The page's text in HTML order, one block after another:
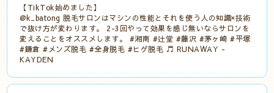
【TikTok始めました】
@k_batong 脱毛サロンはマシンの性能とそれを使う人の知識×技術
で抜け方が変わります。 2-3回やって効果を感じ無いならサロンを
変えることをオススメします。 #湘南 #辻堂 #藤沢 #茅ヶ崎 #平塚
#鎌倉 #メンズ脱毛 #全身脱毛 #ヒゲ脱毛 ♬ RUNAWAY -
KAYDEN